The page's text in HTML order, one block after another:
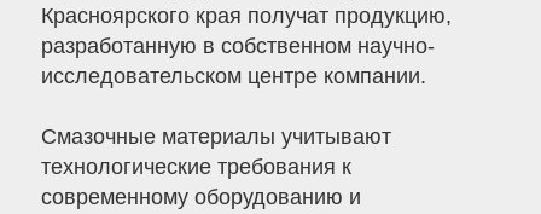
Красноярского края получат продукцию,
разработанную в собственном научно-
исследовательском центре компании.
Смазочные материалы учитывают
технологические требования к
современному оборудованию и